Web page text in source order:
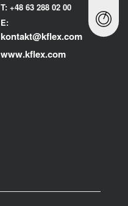
T: +48 63 288 02 00
E:
kontakt@kflex.com
www.kflex.com